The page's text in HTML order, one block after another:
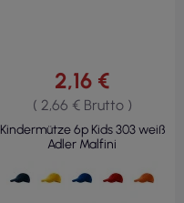
2,16 €
( 2,66 € Brutto )
Kindermütze 6p Kids 303 weiß
Adler Malfini